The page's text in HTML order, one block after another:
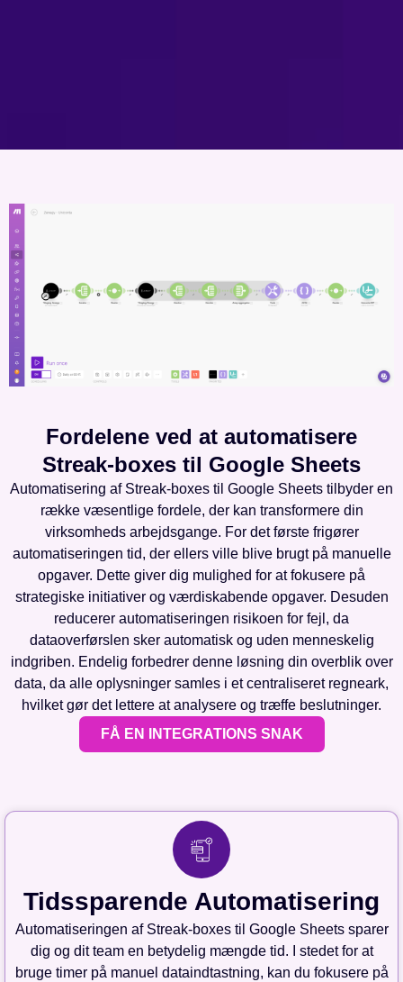
Fordelene ved at automatisere
Streak-boxes til Google Sheets
Automatisering af Streak-boxes til Google Sheets tilbyder en
række væsentlige fordele, der kan transformere din
virksomheds arbejdsgange. For det første frigører
automatiseringen tid, der ellers ville blive brugt på manuelle
opgaver. Dette giver dig mulighed for at fokusere på
strategiske initiativer og værdiskabende opgaver. Desuden
reducerer automatiseringen risikoen for fejl, da
dataoverførslen sker automatisk og uden menneskelig
indgriben. Endelig forbedrer denne løsning din overblik over
data, da alle oplysninger samles i et centraliseret regneark,
hvilket gør det lettere at analysere og træffe beslutninger.
FÅ EN INTEGRATIONS SNAK
Tidssparende Automatisering
Automatiseringen af Streak-boxes til Google Sheets sparer
dig og dit team en betydelig mængde tid. I stedet for at
bruge timer på manuel dataindtastning, kan du fokusere på